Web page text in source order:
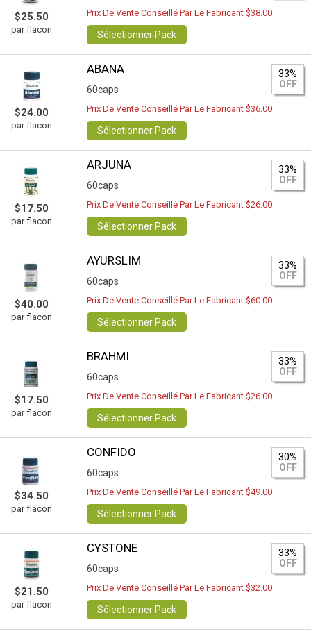
$25.50
par flacon
Prix De Vente Conseillé Par Le Fabricant $38.00
Sélectionner Pack
$24.00
par flacon
ABANA
60caps
33%
OFF
Prix De Vente Conseillé Par Le Fabricant $36.00
Sélectionner Pack
$17.50
par flacon
ARJUNA
60caps
33%
OFF
Prix De Vente Conseillé Par Le Fabricant $26.00
Sélectionner Pack
$40.00
par flacon
AYURSLIM
60caps
33%
OFF
Prix De Vente Conseillé Par Le Fabricant $60.00
Sélectionner Pack
$17.50
par flacon
BRAHMI
60caps
33%
OFF
Prix De Vente Conseillé Par Le Fabricant $26.00
Sélectionner Pack
$34.50
par flacon
CONFIDO
60caps
30%
OFF
Prix De Vente Conseillé Par Le Fabricant $49.00
Sélectionner Pack
$21.50
par flacon
CYSTONE
60caps
33%
OFF
Prix De Vente Conseillé Par Le Fabricant $32.00
Sélectionner Pack